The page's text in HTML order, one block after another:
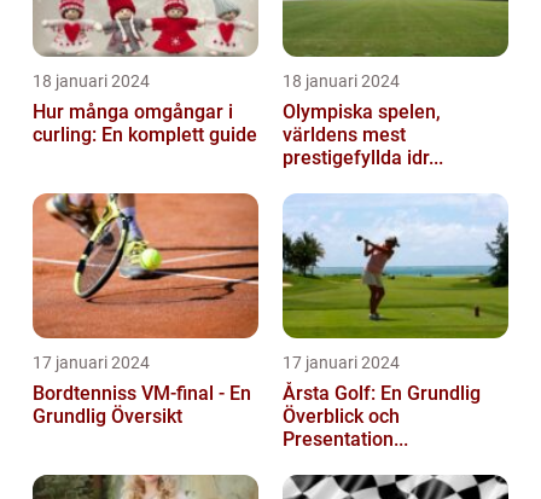
18 januari 2024
Hur många omgångar i
curling: En komplett guide
18 januari 2024
Olympiska spelen,
världens mest
prestigefyllda idr...
17 januari 2024
Bordtenniss VM-final - En
Grundlig Översikt
17 januari 2024
Årsta Golf: En Grundlig
Överblick och
Presentation...